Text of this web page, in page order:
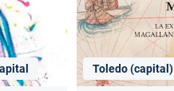
Toledo (capital)